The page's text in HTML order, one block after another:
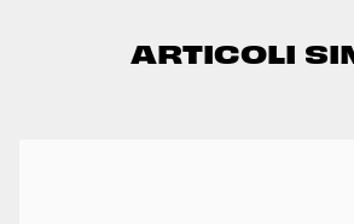
ARTICOLI